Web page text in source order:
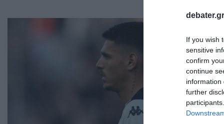
If you wish
sensitive
confirm
continue
information
further